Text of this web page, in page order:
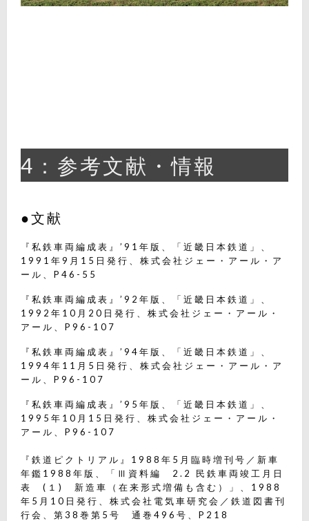
4：参考文献・情報
●文献
『私鉄車両編成表』’91年版、「近畿日本鉄道」、
1991年9月15日発行、株式会社ジェー・アール・ア
ール、P46-55
『私鉄車両編成表』’92年版、「近畿日本鉄道」、
1992年10月20日発行、株式会社ジェー・アール・
アール、P96-107
『私鉄車両編成表』’94年版、「近畿日本鉄道」、
1994年11月5日発行、株式会社ジェー・アール・ア
ール、P96-107
『私鉄車両編成表』’95年版、「近畿日本鉄道」、
1995年10月15日発行、株式会社ジェー・アール・
アール、P96-107
『鉄道ピクトリアル』1988年5月臨時増刊号／新車
年鑑1988年版、「Ⅲ資料編 2.2 民鉄車両竣工月日
表 (１) 新造車（在来形式増備も含む）」、1988
年5月10日発行、株式会社電気車研究会／鉄道図書刊
行会、第38巻第5号 通巻496号、P218